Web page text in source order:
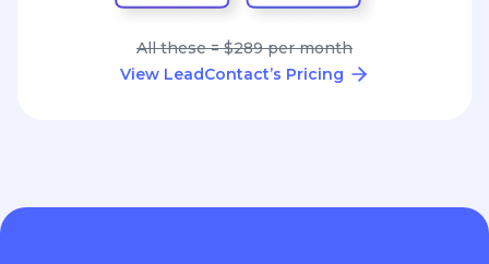
All these = $289 per month
View LeadContact’s Pricing